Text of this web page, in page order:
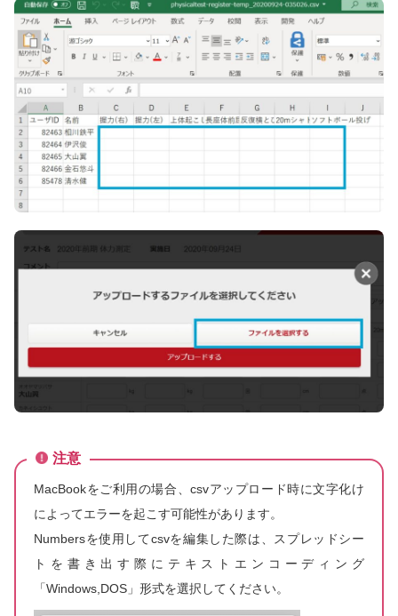
注意
MacBookをご利用の場合、csvアップロード時に文字化け
によってエラーを起こす可能性があります。
Numbersを使用してcsvを編集した際は、スプレッドシー
トを書き出す際にテキストエンコーディング
「Windows,DOS」形式を選択してください。